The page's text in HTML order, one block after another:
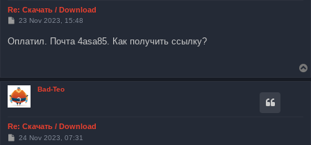
Re: Скачать / Download
P
t
23 Nov 2023, 15:48
Оплатил. Почта 4asa85. Как получить ссылку?
Bad-Teo
Re: Скачать / Download
P24 Nov 2023, 07:31